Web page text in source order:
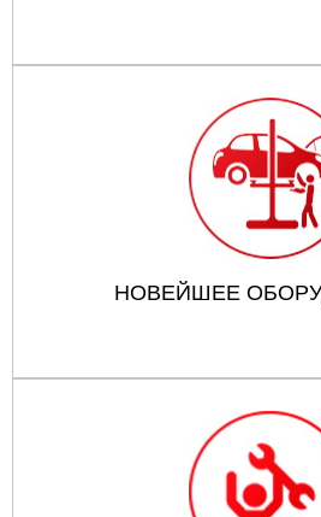
НОВЕЙШЕЕ